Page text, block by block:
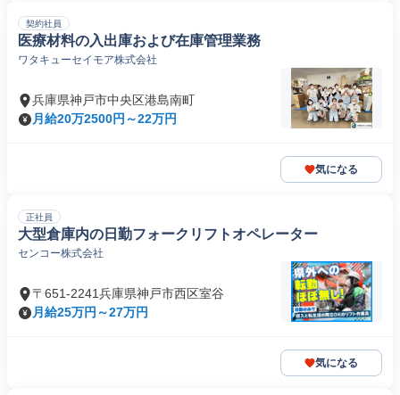
契約社員
医療材料の入出庫および在庫管理業務
ワタキューセイモア株式会社
兵庫県神戸市中央区港島南町
月給20万2500円～22万円
気になる
正社員
大型倉庫内の日勤フォークリフトオペレーター
センコー株式会社
〒651-2241兵庫県神戸市西区室谷
月給25万円～27万円
気になる